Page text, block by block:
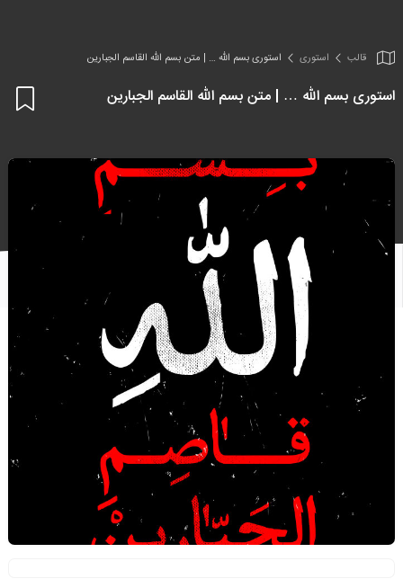
قالب استوری استوری بسم الله … | متن بسم الله القاسم الجبارین
استوری بسم الله … | متن بسم الله القاسم الجبارین